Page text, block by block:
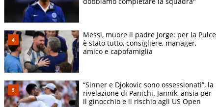
Messi, muore il padre Jorge: per la Pulce
è stato tutto, consigliere, manager,
amico e capofamiglia
“Sinner e Djokovic sono ossessionati”, la
rivelazione di Panichi. Jannik, ansia per
il ginocchio e il rischio agli US Open